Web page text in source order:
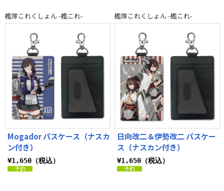
艦隊これくしょん -艦これ-
Mogador パスケース（ナスカ
ン付き）
¥1,650（税込）
艦隊これくしょん -艦これ-
日向改二＆伊勢改二 パスケー
ス（ナスカン付き）
¥1,650（税込）